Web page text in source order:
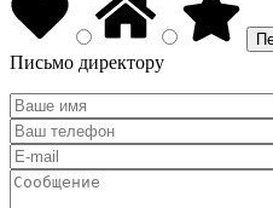
Письмо директору